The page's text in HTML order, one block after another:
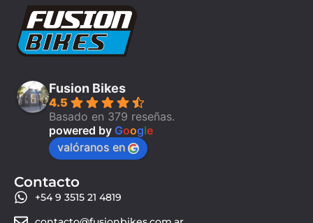
Fusion Bikes
4.5
Basado en 379 reseñas.
powered by Google
valóranos en
Contacto
+54 9 3515 21 4819